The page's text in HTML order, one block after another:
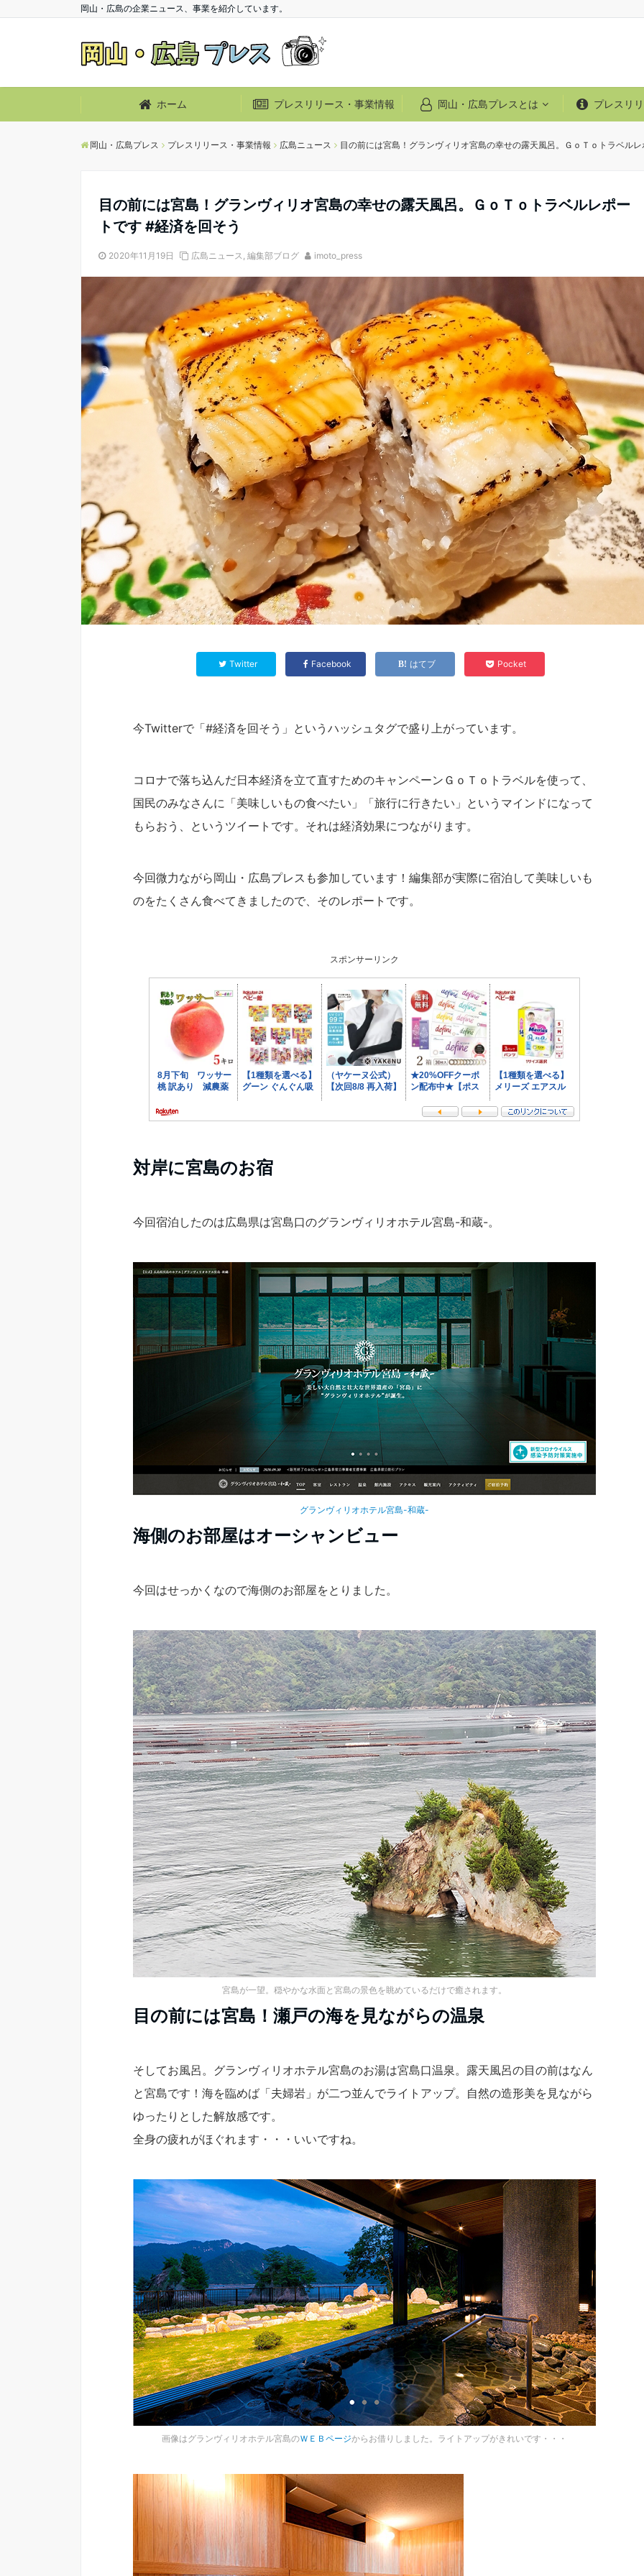
岡山・広島の企業ニュース、事業を紹介しています。
ホーム プレスリリース・事業情報 岡山・広島プレスとは プレスリ
岡山・広島プレス プレスリリース・事業情報 広島ニュース 目の前には宮島！グランヴィリオ宮島の幸せの露天風呂。ＧｏＴｏトラベル
目の前には宮島！グランヴィリオ宮島の幸せの露天風呂。ＧｏＴｏトラベルレポー
トです #経済を回そう
2020年11月19日 広島ニュース, 編集部ブログ imoto_press
Twitter Facebook はてブ Pocket
今Twitterで「#経済を回そう」というハッシュタグで盛り上がっています。
コロナで落ち込んだ日本経済を立て直すためのキャンペーンＧｏＴｏトラベルを使って、
国民のみなさんに「美味しいもの食べたい」「旅行に行きたい」というマインドになって
もらおう、というツイートです。それは経済効果につながります。
今回微力ながら岡山・広島プレスも参加しています！編集部が実際に宿泊して美味しいも
のをたくさん食べてきましたので、そのレポートです。
スポンサーリンク
対岸に宮島のお宿
今回宿泊したのは広島県は宮島口のグランヴィリオホテル宮島-和蔵-。
グランヴィリオホテル宮島-和蔵-
海側のお部屋はオーシャンビュー
今回はせっかくなので海側のお部屋をとりました。
宮島が一望。穏やかな水面と宮島の景色を眺めているだけで癒されます。
目の前には宮島！瀬戸の海を見ながらの温泉
そしてお風呂。グランヴィリオホテル宮島のお湯は宮島口温泉。露天風呂の目の前はなん
と宮島です！海を臨めば「夫婦岩」が二つ並んでライトアップ。自然の造形美を見ながら
ゆったりとした解放感です。
全身の疲れがほぐれます・・・いいですね。
画像はグランヴィリオホテル宮島のＷＥＢページからお借りしました。ライトアップがきれいです・・・